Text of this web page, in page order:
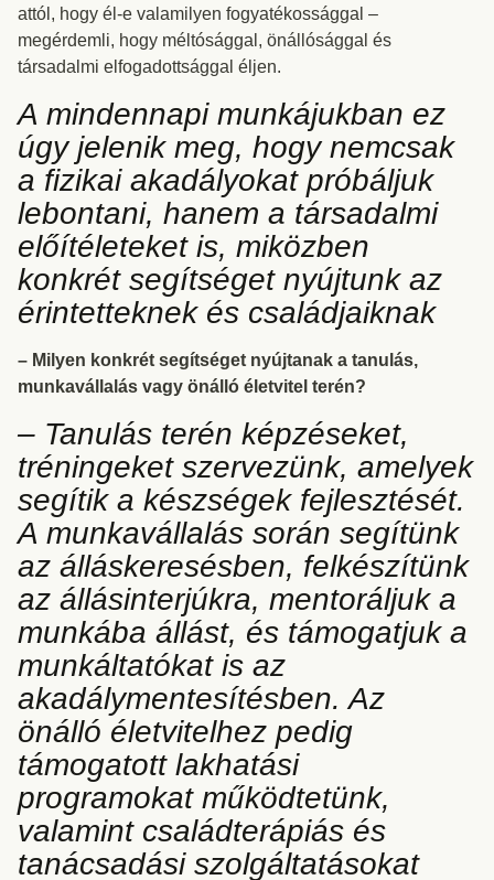
attól, hogy él-e valamilyen fogyatékossággal –
megérdemli, hogy méltósággal, önállósággal és
társadalmi elfogadottsággal éljen.
A mindennapi munkájukban ez
úgy jelenik meg, hogy nemcsak
a fizikai akadályokat próbáljuk
lebontani, hanem a társadalmi
előítéleteket is, miközben
konkrét segítséget nyújtunk az
érintetteknek és családjaiknak
– Milyen konkrét segítséget nyújtanak a tanulás,
munkavállalás vagy önálló életvitel terén?
– Tanulás terén képzéseket,
tréningeket szervezünk, amelyek
segítik a készségek fejlesztését.
A munkavállalás során segítünk
az álláskeresésben, felkészítünk
az állásinterjúkra, mentoráljuk a
munkába állást, és támogatjuk a
munkáltatókat is az
akadálymentesítésben. Az
önálló életvitelhez pedig
támogatott lakhatási
programokat működtetünk,
valamint családterápiás és
tanácsadási szolgáltatásokat